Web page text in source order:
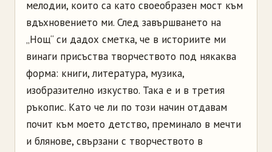
мелодии, които са като своеобразен мост към
вдъхновението ми. След завършването на
„Нощ“ си дадох сметка, че в историите ми
винаги присъства творчеството под някаква
форма: книги, литература, музика,
изобразително изкуство. Така е и в третия
ръкопис. Като че ли по този начин отдавам
почит към моето детство, преминало в мечти
и блянове, свързани с творчеството в